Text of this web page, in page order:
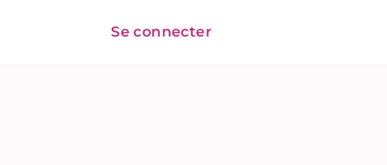
Se connecter